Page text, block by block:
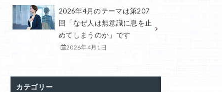
2026年4月のテーマは第207
回「なぜ人は無意識に息を止
めてしまうのか」です
2026年4月1日
カテゴリー